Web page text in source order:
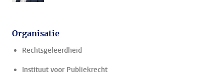
Organisatie
Rechtsgeleerdheid
Instituut voor Publiekrecht